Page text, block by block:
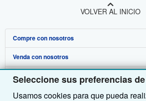
Seleccione sus preferencias
Usamos cookies para que pueda
VOLVER AL INICIO
Compre con nosotros
Búsqueda avanzada
Colecciones
Mi cuenta
Venda con nosotros
Comenzar a vender
Únase a nuestro programa de afiliados
Sobre nosotros
Sobre IberLibro
Obtener Ayuda